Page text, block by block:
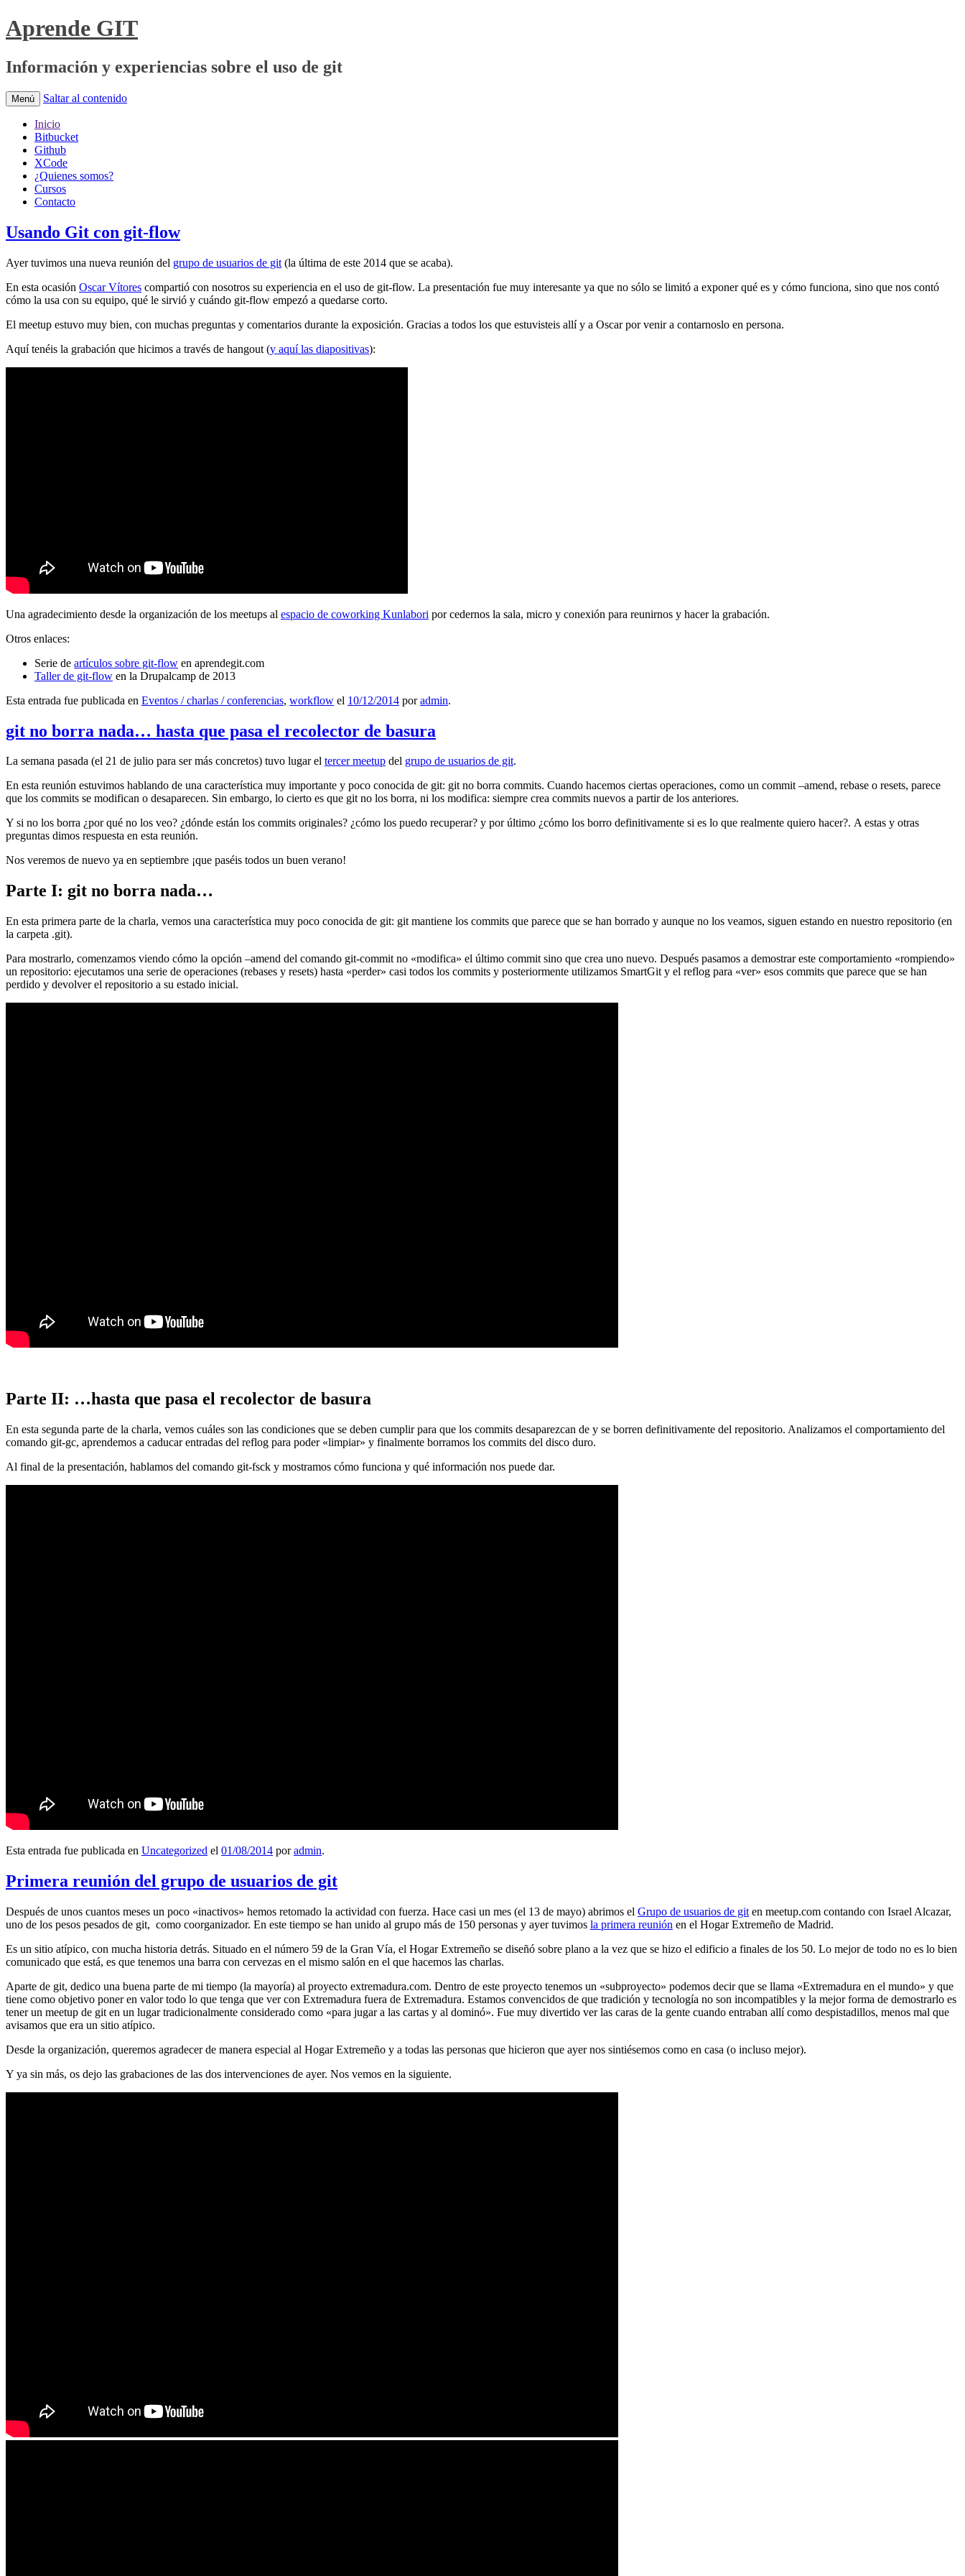
Aprende GIT
Información y experiencias sobre el uso de git
Menú Saltar al contenido
Inicio
Bitbucket
Github
XCode
¿Quienes somos?
Cursos
Contacto
Usando Git con git-flow
Ayer tuvimos una nueva reunión del grupo de usuarios de git (la última de este 2014 que se acaba).
En esta ocasión Oscar Vítores compartió con nosotros su experiencia en el uso de git-flow. La presentación fue muy interesante ya que no sólo se limitó a exponer qué es y cómo funciona, sino que nos contó
cómo la usa con su equipo, qué le sirvió y cuándo git-flow empezó a quedarse corto.
El meetup estuvo muy bien, con muchas preguntas y comentarios durante la exposición. Gracias a todos los que estuvisteis allí y a Oscar por venir a contarnoslo en persona.
Aquí tenéis la grabación que hicimos a través de hangout (y aquí las diapositivas):
Una agradecimiento desde la organización de los meetups al espacio de coworking Kunlabori por cedernos la sala, micro y conexión para reunirnos y hacer la grabación.
Otros enlaces:
Serie de artículos sobre git-flow en aprendegit.com
Taller de git-flow en la Drupalcamp de 2013
Esta entrada fue publicada en Eventos / charlas / conferencias, workflow el 10/12/2014 poradmin.
git no borra nada… hasta que pasa el recolector de basura
La semana pasada (el 21 de julio para ser más concretos) tuvo lugar el tercer meetup del grupo de usuarios de git.
En esta reunión estuvimos hablando de una característica muy importante y poco conocida de git: git no borra commits. Cuando hacemos ciertas operaciones, como un commit –amend, rebase o resets, parece
que los commits se modifican o desaparecen. Sin embargo, lo cierto es que git no los borra, ni los modifica: siempre crea commits nuevos a partir de los anteriores.
Y si no los borra ¿por qué no los veo? ¿dónde están los commits originales? ¿cómo los puedo recuperar? y por último ¿cómo los borro definitivamente si es lo que realmente quiero hacer?. A estas y otras
preguntas dimos respuesta en esta reunión.
Nos veremos de nuevo ya en septiembre ¡que paséis todos un buen verano!
Parte I: git no borra nada…
En esta primera parte de la charla, vemos una característica muy poco conocida de git: git mantiene los commits que parece que se han borrado y aunque no los veamos, siguen estando en nuestro repositorio (en
la carpeta .git).
Para mostrarlo, comenzamos viendo cómo la opción –amend del comando git-commit no «modifica» el último commit sino que crea uno nuevo. Después pasamos a demostrar este comportamiento «rompiendo»
un repositorio: ejecutamos una serie de operaciones (rebases y resets) hasta «perder» casi todos los commits y posteriormente utilizamos SmartGit y el reflog para «ver» esos commits que parece que se han
perdido y devolver el repositorio a su estado inicial.
Parte II: …hasta que pasa el recolector de basura
En esta segunda parte de la charla, vemos cuáles son las condiciones que se deben cumplir para que los commits desaparezcan de y se borren definitivamente del repositorio. Analizamos el comportamiento del
comando git-gc, aprendemos a caducar entradas del reflog para poder «limpiar» y finalmente borramos los commits del disco duro.
Al final de la presentación, hablamos del comando git-fsck y mostramos cómo funciona y qué información nos puede dar.
Esta entrada fue publicada en Uncategorized el 01/08/2014 poradmin.
Primera reunión del grupo de usuarios de git
Después de unos cuantos meses un poco «inactivos» hemos retomado la actividad con fuerza. Hace casi un mes (el 13 de mayo) abrimos el Grupo de usuarios de git en meetup.com contando con Israel Alcazar,
uno de los pesos pesados de git, como coorganizador. En este tiempo se han unido al grupo más de 150 personas y ayer tuvimos la primera reunión en el Hogar Extremeño de Madrid.
Es un sitio atípico, con mucha historia detrás. Situado en el número 59 de la Gran Vía, el Hogar Extremeño se diseñó sobre plano a la vez que se hizo el edificio a finales de los 50. Lo mejor de todo no es lo bien
comunicado que está, es que tenemos una barra con cervezas en el mismo salón en el que hacemos las charlas.
Aparte de git, dedico una buena parte de mi tiempo (la mayoría) al proyecto extremadura.com. Dentro de este proyecto tenemos un «subproyecto» podemos decir que se llama «Extremadura en el mundo» y que
tiene como objetivo poner en valor todo lo que tenga que ver con Extremadura fuera de Extremadura. Estamos convencidos de que tradición y tecnología no son incompatibles y la mejor forma de demostrarlo es
tener un meetup de git en un lugar tradicionalmente considerado como «para jugar a las cartas y al dominó». Fue muy divertido ver las caras de la gente cuando entraban allí como despistadillos, menos mal que
avisamos que era un sitio atípico.
Desde la organización, queremos agradecer de manera especial al Hogar Extremeño y a todas las personas que hicieron que ayer nos sintiésemos como en casa (o incluso mejor).
Y ya sin más, os dejo las grabaciones de las dos intervenciones de ayer. Nos vemos en la siguiente.